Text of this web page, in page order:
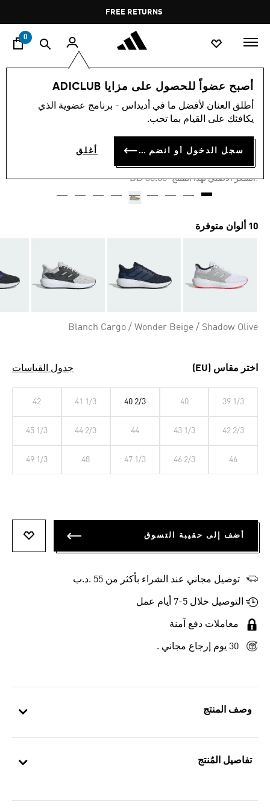
Pause
promotion
rotation
FREE RETURNS
0
أصبح عضواً للحصول على مزايا ADICLUB
أطلق العنان لأفضل ما في أديداس - برنامج عضوية الذي
يكافئك على القيام بما تحب.
سجل الدخول أو انضم الآن أغلق
وصف المنتج
تفاصيل المُنتج
الرجال أحذية
-25%
حذاء ULTIMASHOW 2.0
BD 22.50
:السعر الأصلي لهذا المنتج Price reduced from
BD 30.00
to
10 ألوان متوفرة
Blanch Cargo / Wonder Beige / Shadow Olive
اختر مقاس (EU) جدول القياسات
39 1/3
40
40 2/3
41 1/3
42
42 2/3
43 1/3
44
44 2/3
45 1/3
46
46 2/3
47 1/3
48
49 1/3
أضف إلى حقيبة التسوق
توصيل مجاني عند الشراء بأكثر من 55 .د.ب‎
التوصيل خلال 5-7 أيام عمل
معاملات دفع آمنة